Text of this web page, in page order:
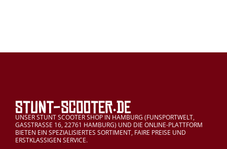
UNSER STUNT SCOOTER SHOP IN HAMBURG (FUNSPORTWELT,
GASSTRASSE 16, 22761 HAMBURG) UND DIE ONLINE-PLATTFORM
BIETEN EIN SPEZIALISIERTES SORTIMENT, FAIRE PREISE UND
ERSTKLASSIGEN SERVICE.